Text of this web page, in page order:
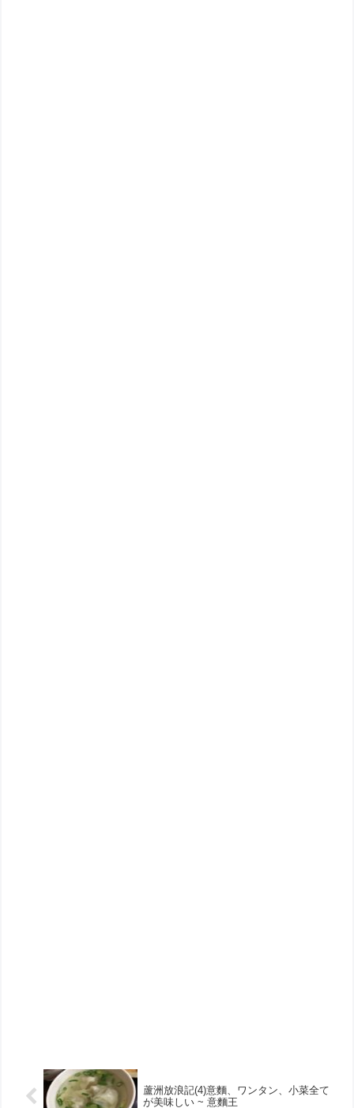
蘆洲放浪記(4)意麵、ワンタン、小菜全て
が美味しい ~ 意麵王